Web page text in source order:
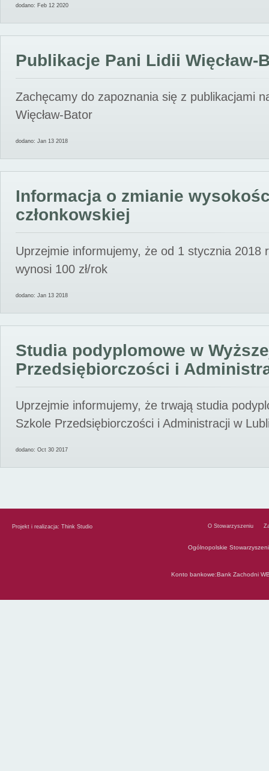
dodano: Feb 12 2020
Publikacje Pani Lidii Więcław-
Zachęcamy do zapoznania się z publikacjami
Więcław-Bator
dodano: Jan 13 2018
Informacja o zmianie
członkowskiej
Uprzejmie informujemy, że od 1 stycznia 2018
wynosi 100 zł/rok
dodano: Jan 13 2018
Studia podyplomowe w
Przedsiębiorczości i
Uprzejmie informujemy, że trwają studia
Szkole Przedsiębiorczości i Administracji w
dodano: Oct 30 2017
Projekt i realizacja: Think Studio O Stowarzyszeniu
Ogólnopolskie
Konto bankowe:Bank Zachodni